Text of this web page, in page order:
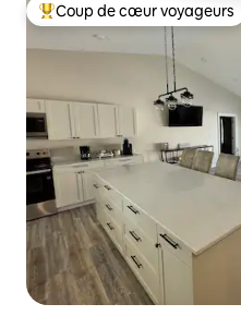
Coups de cœur voyageurs
Coup de cœur voyageurs